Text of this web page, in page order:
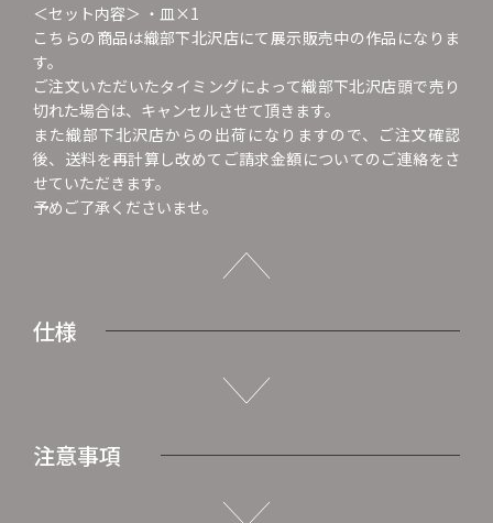
＜セット内容＞ ・皿×1
こちらの商品は織部下北沢店にて展示販売中の作品になりま
す。
ご注文いただいたタイミングによって織部下北沢店頭で売り
切れた場合は、キャンセルさせて頂きます。
また織部下北沢店からの出荷になりますので、ご注文確認
後、送料を再計算し改めてご請求金額についてのご連絡をさ
せていただきます。
予めご了承くださいませ。
仕様
注意事項